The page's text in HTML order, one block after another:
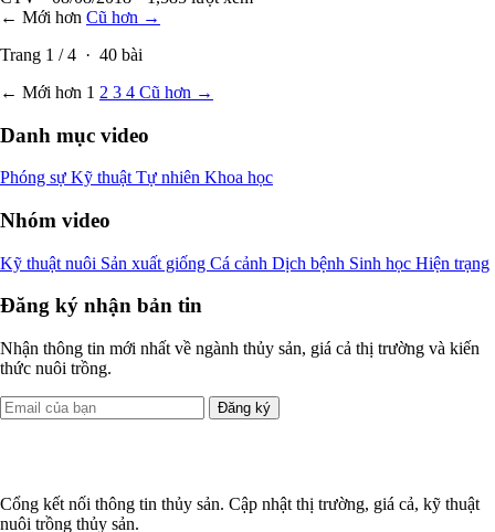
← Mới hơn Cũ hơn →
Trang 1 /4 · 40 bài
← Mới hơn 1 2 3 4 Cũ hơn →
Danh mục video
Phóng sự Kỹ thuật Tự nhiên Khoa học
Nhóm video
Kỹ thuật nuôi Sản xuất giống Cá cảnh Dịch bệnh Sinh học Hiện trạng
Đăng ký nhận bản tin
Nhận thông tin mới nhất về ngành thủy sản, giá cả thị trường và kiến
thức nuôi trồng.
Đăng ký
Cổng kết nối thông tin thủy sản. Cập nhật thị trường, giá cả, kỹ thuật
nuôi trồng thủy sản.